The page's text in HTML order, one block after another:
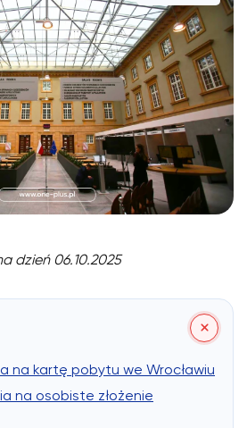
dzień 06.10.2025
na kartę pobytu we Wrocławiu
na osobiste złożenie